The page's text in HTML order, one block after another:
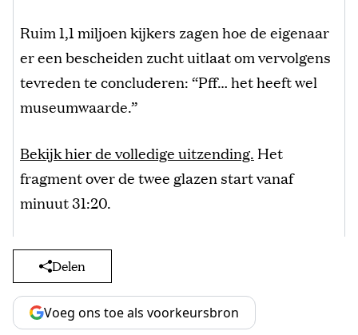
Ruim 1,1 miljoen kijkers zagen hoe de eigenaar
er een bescheiden zucht uitlaat om vervolgens
tevreden te concluderen: “Pff… het heeft wel
museumwaarde.”
Bekijk hier de volledige uitzending. Het
fragment over de twee glazen start vanaf
minuut 31:20.
Delen
Voeg ons toe als voorkeursbron